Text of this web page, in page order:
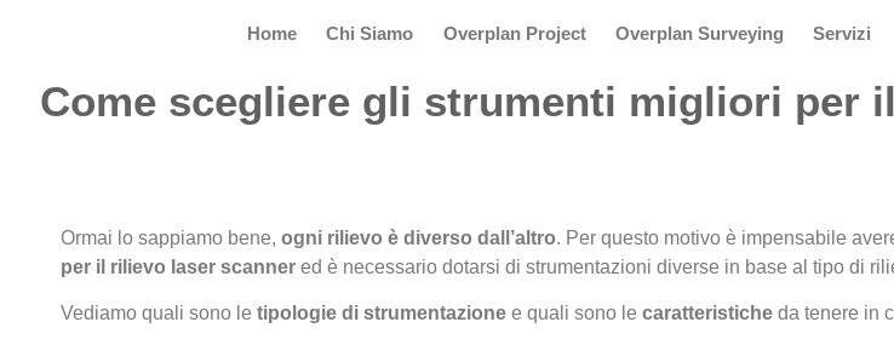
Home Chi Siamo Overplan Project Overplan Surveying Servizi
Come scegliere gli strumenti migliori per
Ormai lo sappiamo bene, ogni rilievo è diverso dall’altro. Per questo motivo è impensabile
per il rilievo laser scanner ed è necessario dotarsi di strumentazioni diverse in base al tipo di
Vediamo quali sono le tipologie di strumentazione e quali sono le caratteristiche da tenere in